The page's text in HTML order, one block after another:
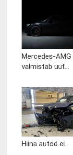
Mercedes-AMG
valmistab uut...
Hiina autod ei...